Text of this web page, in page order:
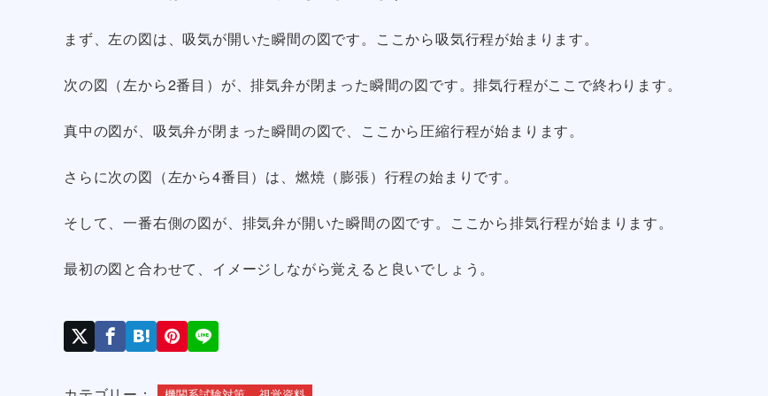
まず、左の図は、吸気が開いた瞬間の図です。ここから吸気行程が始まります。
次の図（左から2番目）が、排気弁が閉まった瞬間の図です。排気行程がここで終わります。
真中の図が、吸気弁が閉まった瞬間の図で、ここから圧縮行程が始まります。
さらに次の図（左から4番目）は、燃焼（膨張）行程の始まりです。
そして、一番右側の図が、排気弁が開いた瞬間の図です。ここから排気行程が始まります。
最初の図と合わせて、イメージしながら覚えると良いでしょう。